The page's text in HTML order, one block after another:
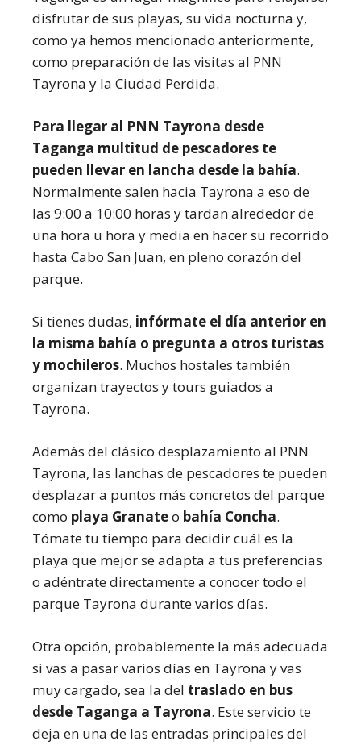
disfrutar de sus playas, su vida nocturna y,
como ya hemos mencionado anteriormente,
como preparación de las visitas al PNN
Tayrona y la Ciudad Perdida.
Para llegar al PNN Tayrona desde
Taganga multitud de pescadores te
pueden llevar en lancha desde la bahía.
Normalmente salen hacia Tayrona a eso de
las 9:00 a 10:00 horas y tardan alrededor de
una hora u hora y media en hacer su recorrido
hasta Cabo San Juan, en pleno corazón del
parque.
Si tienes dudas, infórmate el día anterior en
la misma bahía o pregunta a otros turistas
y mochileros. Muchos hostales también
organizan trayectos y tours guiados a
Tayrona.
Además del clásico desplazamiento al PNN
Tayrona, las lanchas de pescadores te pueden
desplazar a puntos más concretos del parque
como playa Granateo bahía Concha.
Tómate tu tiempo para decidir cuál es la
playa que mejor se adapta a tus preferencias
o adéntrate directamente a conocer todo el
parque Tayrona durante varios días.
Otra opción, probablemente la más adecuada
si vas a pasar varios días en Tayrona y vas
muy cargado, sea la del traslado en bus
desde Taganga a Tayrona. Este servicio te
deja en una de las entradas principales del